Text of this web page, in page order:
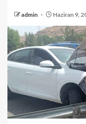
admin Haziran 9,